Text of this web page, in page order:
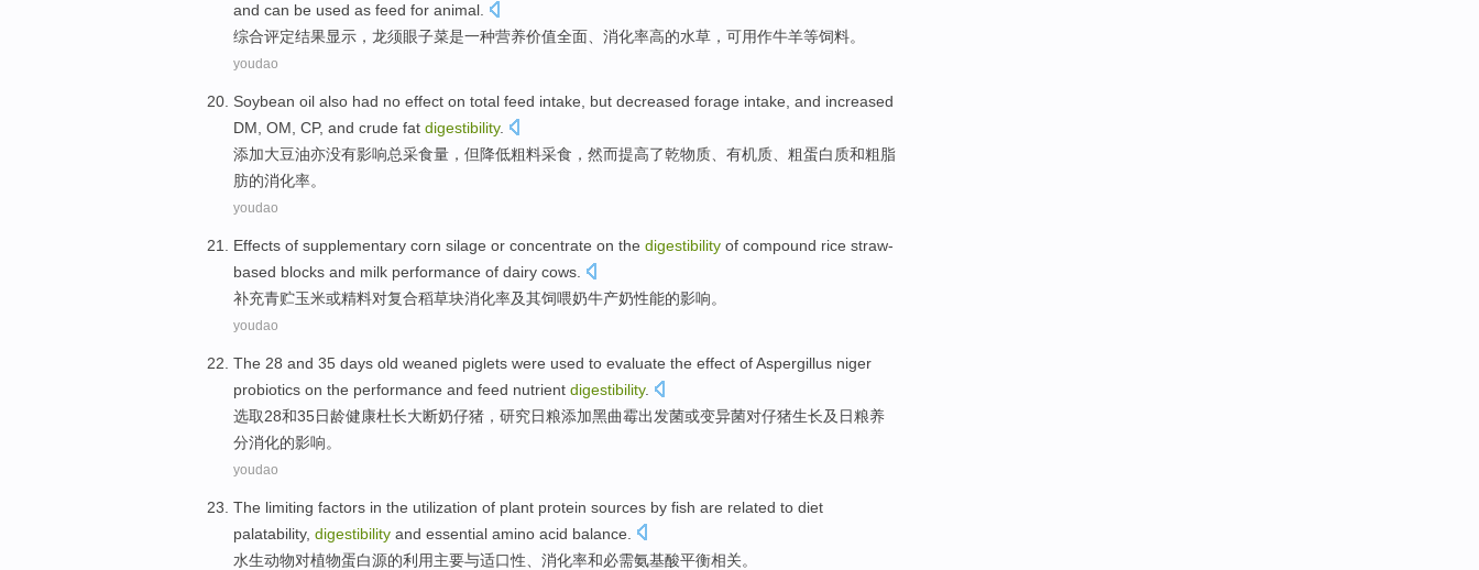
and can be used as feed for animal.
综合评定结果显示 ，龙须眼子菜是一种营养价值全面、 消化率高的水草 ， 可用作牛羊等饲料。
youdao
Soybean oil also had no effect on total feed intake but decreased forage intake and increased
DM, OM CP, and crude fat digestibility.
添加大豆油亦没有影响总采食量 ， 但 降低粗料采食 ， 然而提高了乾物质、 有机质 粗蛋白质和粗 脂
肪的消化率。
youdao
Effects of supplementary corn silage or concentrate on the digestibility of compound rice straw-
based blocks and milk performance of dairy cows.
补充青贮玉米或精料对复合稻草块消化率及其饲喂奶牛产奶性能的影响。
youdao
The 28 and 35 days old weaned piglets were used to evaluate the effect ofAspergillus niger
probiotics on the performance and feed nutrient digestibility.
选取28和35日龄健康杜长大断奶仔猪， 研究日粮添加黑曲霉出发菌或变异菌对仔猪生长及日粮养
分消化的影响。
youdao
The limiting factors in the utilization of plant protein sources by fish are related to diet
palatability, digestibility and essential amino acid balance
水生动物对植物蛋白源的利用主要与适口性 消化率和必需氨基酸平衡相关。